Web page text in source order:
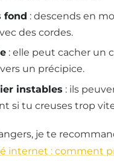
fond : descends en
des cordes.
: elle peut cacher un
un précipice.
instables : ils
si tu creuses trop
je te
internet : comment